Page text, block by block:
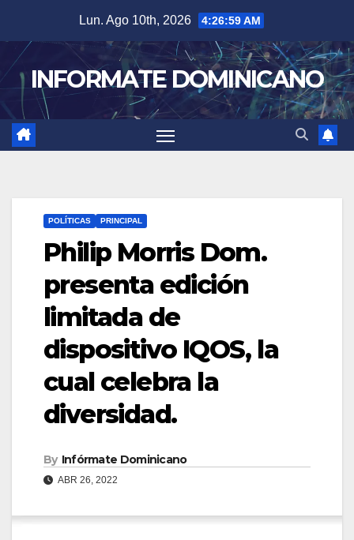
content
Lun. Ago 10th, 2026 4:26:59 AM
INFORMATE DOMINICANO
POLÍTICAS PRINCIPAL
Philip Morris Dom.
presenta edición
limitada de
dispositivo IQOS, la
cual celebra la
diversidad.
By Infórmate Dominicano
ABR 26, 2022